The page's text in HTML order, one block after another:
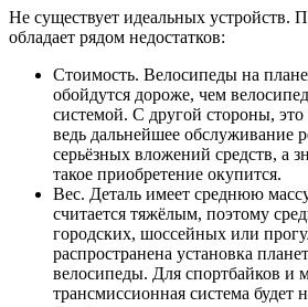
Не существует идеальных устройств.
обладает рядом недостатков:
Стоимость. Велосипеды на
обойдутся дороже, чем
системой. С другой стороны,
ведь дальнейшее обслуживание
серьёзных вложений средств, а
такое приобретение окупится.
Вес. Деталь имеет среднюю
считается тяжёлым, поэтому
городских, шоссейных или
распространена установка
велосипеды. Для спортбайков и
трансмиссионная система будет